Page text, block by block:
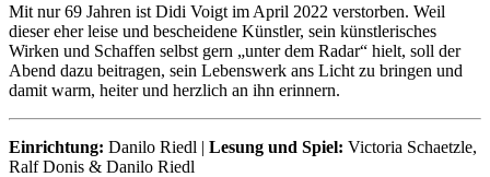
Mit nur 69 Jahren ist Didi Voigt im April 2022 verstorben. Weil
dieser eher leise und bescheidene Künstler, sein künstlerisches
Wirken und Schaffen selbst gern „unter dem Radar“ hielt, soll der
Abend dazu beitragen, sein Lebenswerk ans Licht zu bringen und
damit warm, heiter und herzlich an ihn erinnern.
Einrichtung: Danilo Riedl | Lesung und Spiel: Victoria Schaetzle,
Ralf Donis & Danilo Riedl